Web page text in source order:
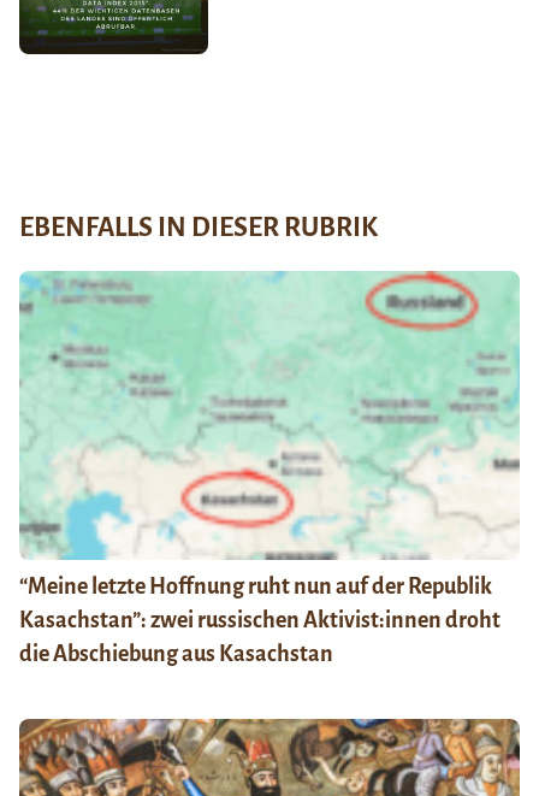
EBENFALLS IN DIESER RUBRIK
“Meine letzte Hoffnung ruht nun auf der Republik
Kasachstan”: zwei russischen Aktivist:innen droht
die Abschiebung aus Kasachstan